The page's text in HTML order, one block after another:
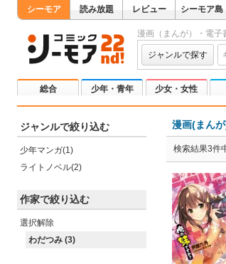
シーモア 読み放題 レビュー シーモア島
漫画（まんが）・電子
ジャンルで探す
総合 少年・青年 少女・女性
ジャンルで絞り込む
少年マンガ(1)
ライトノベル(2)
作家で絞り込む
選択解除
わだつみ (3)
漫画(まん
検索結果3件